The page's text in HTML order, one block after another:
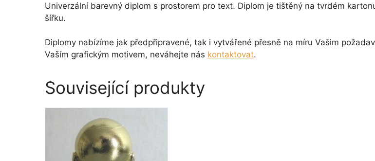
Univerzální barevný diplom s prostorem pro text. Diplom je tištěný na tvrdém
šířku.
Diplomy nabízíme jak předpřipravené, tak i vytvářené přesně na míru Vašim
Vaším grafickým motivem, neváhejte nás kontaktovat.
Související produkty